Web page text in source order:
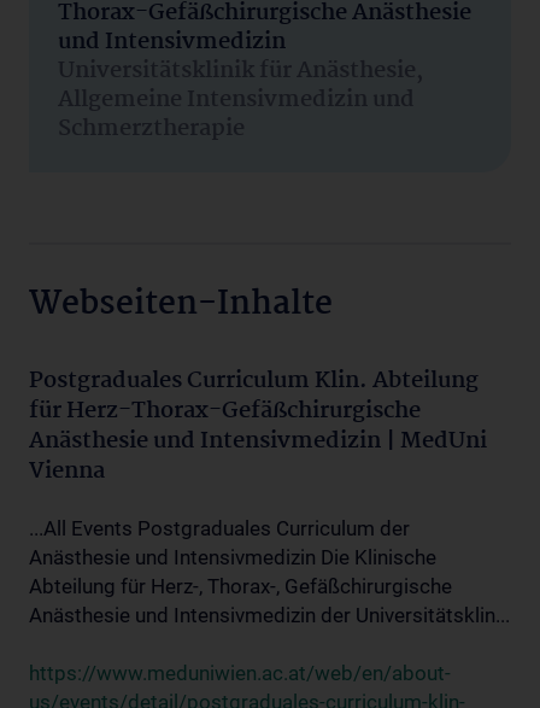
Thorax-Gefäßchirurgische Anästhesie
und Intensivmedizin
Universitätsklinik für Anästhesie,
Allgemeine Intensivmedizin und
Schmerztherapie
Webseiten-Inhalte
Postgraduales Curriculum Klin. Abteilung
für Herz-Thorax-Gefäßchirurgische
Anästhesie und Intensivmedizin | MedUni
Vienna
...All Events Postgraduales Curriculum der
Anästhesie und Intensivmedizin Die Klinische
Abteilung für Herz-, Thorax-, Gefäßchirurgische
Anästhesie und Intensivmedizin der Universitätsklin...
https://www.meduniwien.ac.at/web/en/about-
us/events/detail/postgraduales-curriculum-klin-